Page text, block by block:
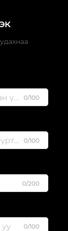
0/100
0/100
0/200
0/100